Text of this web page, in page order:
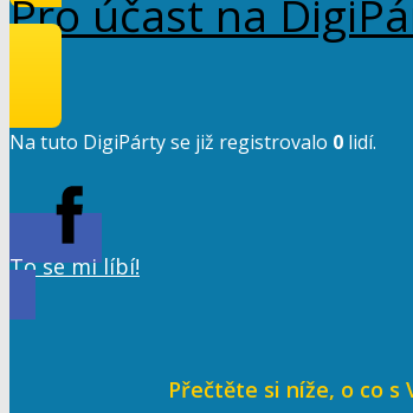
Pro účast na
Na tuto DigiPárty se již registrovalo 0 lidí.
To se mi líbí!
Přečtěte si níže, o co